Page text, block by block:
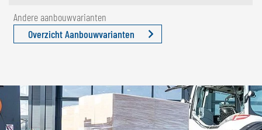
Andere aanbouwvarianten
Overzicht Aanbouwvarianten